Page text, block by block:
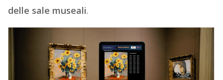
delle sale museali.